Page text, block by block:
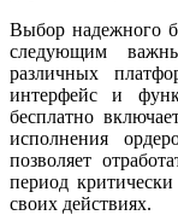
Выбор надежного
следующим
различных
интерфейс и
бесплатно
исполнения
позволяет
период
своих действиях.